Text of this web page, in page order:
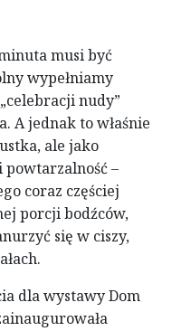
musi być
wypełniamy
nudy”
A jednak to właśnie
ale jako
–
coraz częściej
porcji bodźców,
się w ciszy,
dla wystawy Dom